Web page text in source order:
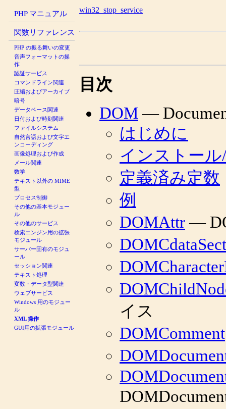
PHP マニュアル
関数リファレンス
PHP の振る舞いの変更
音声フォーマットの操
作
認証サービス
コマンドライン関連
圧縮およびアーカイブ
暗号
データベース関連
日付および時刻関連
ファイルシステム
自然言語および文字エ
ンコーディング
画像処理および作成
メール関連
数学
テキスト以外の MIME
型
プロセス制御
その他の基本モジュー
ル
その他のサービス
検索エンジン用の拡張
モジュール
サーバー固有のモジュ
ール
セッション関連
テキスト処理
変数・データ型関連
ウェブサービス
Windows 用のモジュー
ル
XML 操作
GUI用の拡張モジュール
win32_stop_service
目次
DOM—
はじめに
インストール
定義済み定数
例
DOMAttr—
イス
DOMComment